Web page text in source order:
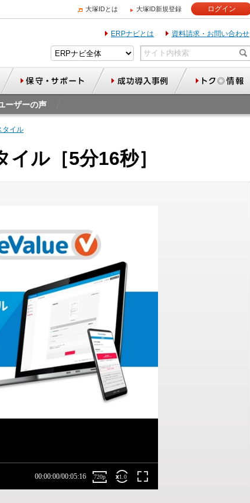
大塚IDとは 大塚ID新規登録 ログイン
ERPナビとは 資料請求・お問い合わせ
ーザーの声
タイル
ル［5分16秒］